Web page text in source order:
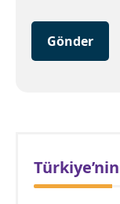
Gönder